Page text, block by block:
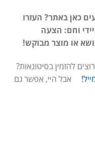
כאן באתר? העזרו
וחם: הצעה
או מוצר מבוקש!
להזמין בסיטונאות?
אבל היי, אפשר גם
העסק